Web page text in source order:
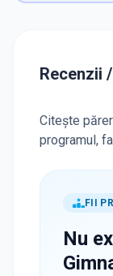
Recenzii
Citește
programul,
FII
Nu